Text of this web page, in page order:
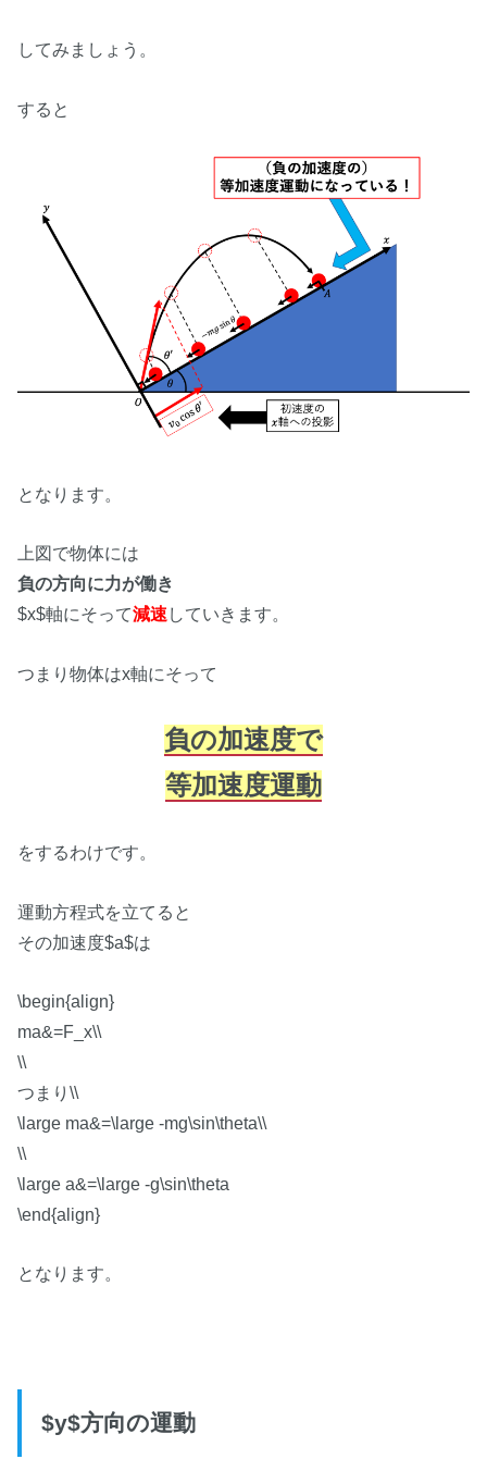
してみましょう。
すると
となります。
上図で物体には
負の方向に力が働き
$x$軸にそって減速 していきます。
つまり物体はx軸にそって
負の加速度で
等加速度運動
をするわけです。
運動方程式を立てると
その加速度$a$は
\begin{align}
ma&=F_x\\
\\
つまり\\
\large ma&=\large -mg\sin\theta\\
\\
\large a&=\large -g\sin\theta
\end{align}
となります。
$y$方向の運動